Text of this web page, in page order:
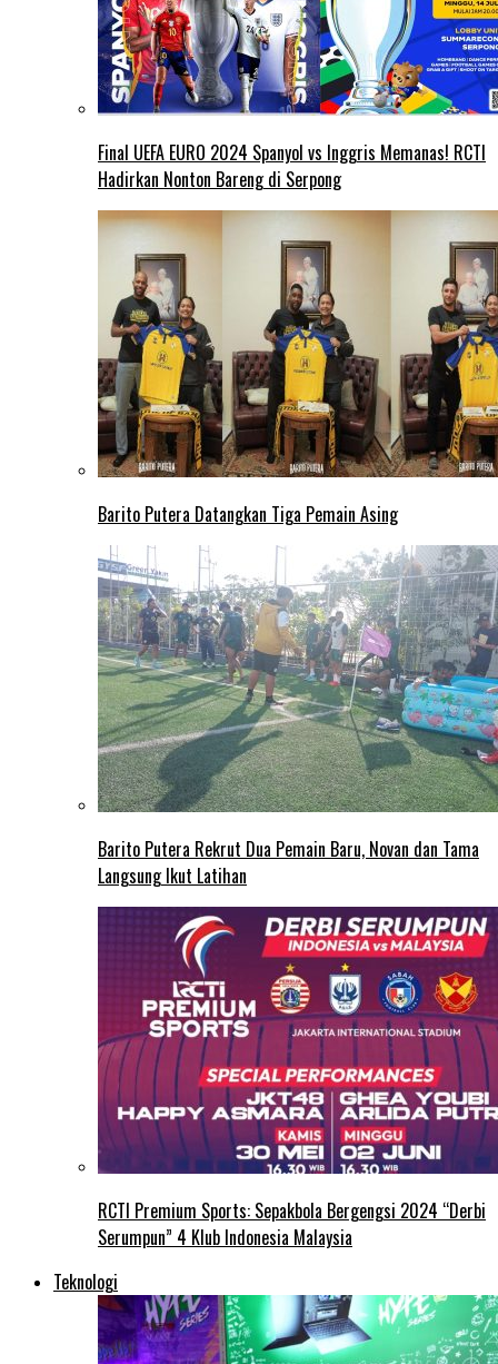
Final UEFA EURO 2024 Spanyol vs Inggris Memanas! RCTI
Hadirkan Nonton Bareng di Serpong
Barito Putera Datangkan Tiga Pemain Asing
Barito Putera Rekrut Dua Pemain Baru, Novan dan Tama
Langsung Ikut Latihan
RCTI Premium Sports: Sepakbola Bergengsi 2024 “Derbi
Serumpun” 4 Klub Indonesia Malaysia
Teknologi